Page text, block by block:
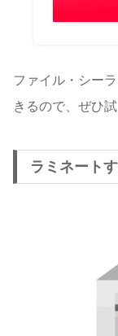
ファイル・シー
きるので、ぜひ
ラミネート